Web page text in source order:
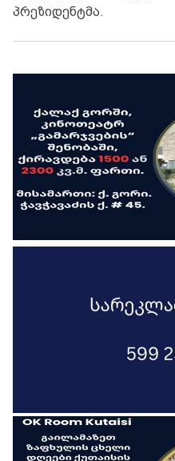
პრეზიდენტმა.